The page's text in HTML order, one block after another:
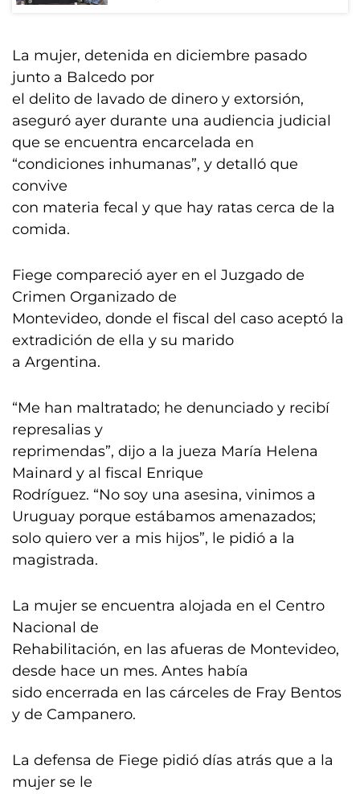
La mujer, detenida en diciembre pasado
junto a Balcedo por
el delito de lavado de dinero y extorsión,
aseguró ayer durante una audiencia judicial
que se encuentra encarcelada en
“condiciones inhumanas”, y detalló que
convive
con materia fecal y que hay ratas cerca de la
comida.
Fiege compareció ayer en el Juzgado de
Crimen Organizado de
Montevideo, donde el fiscal del caso aceptó la
extradición de ella y su marido
a Argentina.
“Me han maltratado; he denunciado y recibí
represalias y
reprimendas”, dijo a la jueza María Helena
Mainard y al fiscal Enrique
Rodríguez. “No soy una asesina, vinimos a
Uruguay porque estábamos amenazados;
solo quiero ver a mis hijos”, le pidió a la
magistrada.
La mujer se encuentra alojada en el Centro
Nacional de
Rehabilitación, en las afueras de Montevideo,
desde hace un mes. Antes había
sido encerrada en las cárceles de Fray Bentos
y de Campanero.
La defensa de Fiege pidió días atrás que a la
mujer se le